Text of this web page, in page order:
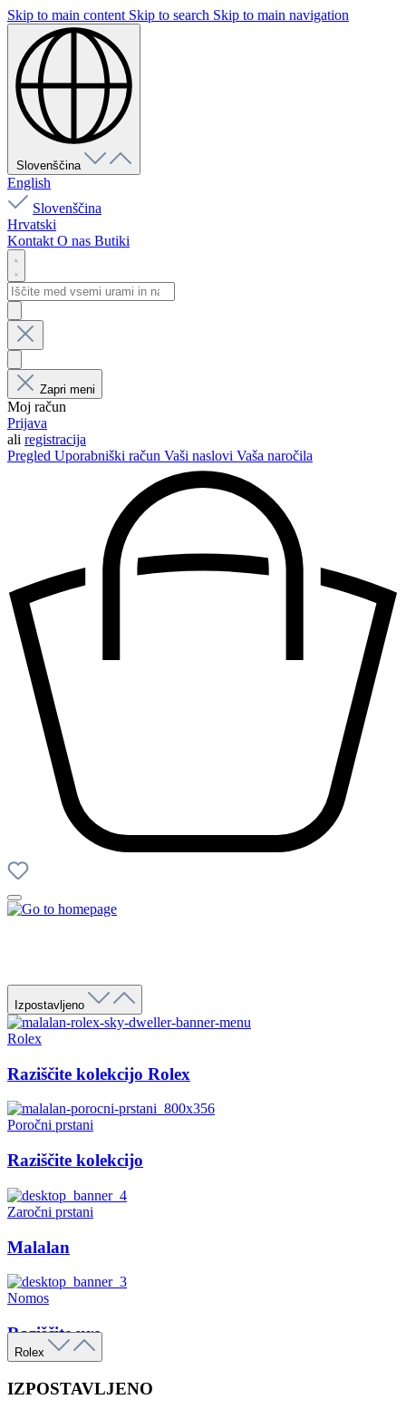
Skip to main content Skip to search Skip to main navigation
Slovenščina
English
Slovenščina
Hrvatski
Kontakt O nas Butiki
Zapri meni
Moj račun
Prijava
ali registracija
Pregled Uporabniški račun Vaši naslovi Vaša naročila
Izpostavljeno
Rolex
Raziščite kolekcijo Rolex
Poročni prstani
Raziščite kolekcijo
Zaročni prstani
Malalan
Nomos
Raziščite ure
Rolex
IZPOSTAVLJENO